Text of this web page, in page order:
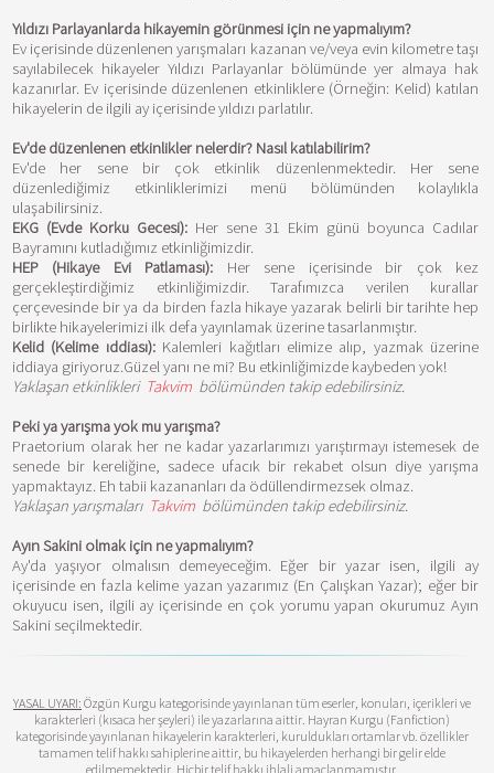
Yıldızı Parlayanlarda hikayemin görünmesi için ne yapmalıyım?
Ev içerisinde düzenlenen yarışmaları kazanan ve/veya evin kilometre taşı
sayılabilecek hikayeler Yıldızı Parlayanlar bölümünde yer almaya hak
kazanırlar. Ev içerisinde düzenlenen etkinliklere (Örneğin: Kelid) katılan
hikayelerin de ilgili ay içerisinde yıldızı parlatılır.
Ev'de düzenlenen etkinlikler nelerdir? Nasıl katılabilirim?
Ev'de her sene bir çok etkinlik düzenlenmektedir. Her sene
düzenlediğimiz etkinliklerimizi menü bölümünden kolaylıkla
ulaşabilirsiniz.
EKG (Evde Korku Gecesi): Her sene 31 Ekim günü boyunca Cadılar
Bayramını kutladığımız etkinliğimizdir.
HEP (Hikaye Evi Patlaması): Her sene içerisinde bir çok kez
gerçekleştirdiğimiz etkinliğimizdir. Tarafımızca verilen kurallar
çerçevesinde bir ya da birden fazla hikaye yazarak belirli bir tarihte hep
birlikte hikayelerimizi ilk defa yayınlamak üzerine tasarlanmıştır.
Kelid (Kelime ıddiası):Kalemleri kağıtları elimize alıp, yazmak üzerine
iddiaya giriyoruz.Güzel yanı ne mi? Bu etkinliğimizde kaybeden yok!
Yaklaşan etkinlikleri Takvim bölümünden takip edebilirsiniz.
Peki ya yarışma yok mu yarışma?
Praetorium olarak her ne kadar yazarlarımızı yarıştırmayı istemesek de
senede bir kereliğine, sadece ufacık bir rekabet olsun diye yarışma
yapmaktayız. Eh tabii kazananları da ödüllendirmezsek olmaz.
Yaklaşan yarışmaları Takvim bölümünden takip edebilirsiniz.
Ayın Sakini olmak için ne yapmalıyım?
Ay'da yaşıyor olmalısın demeyeceğim. Eğer bir yazar isen, ilgili ay
içerisinde en fazla kelime yazan yazarımız (En Çalışkan Yazar); eğer bir
okuyucu isen, ilgili ay içerisinde en çok yorumu yapan okurumuz Ayın
Sakini seçilmektedir.
YASAL UYARI: Özgün Kurgu kategorisinde yayınlanan tüm eserler, konuları, içerikleri ve
karakterleri (kısaca her şeyleri) ile yazarlarına aittir. Hayran Kurgu (Fanfiction)
kategorisinde yayınlanan hikayelerin karakterleri, kuruldukları ortamlar vb. özellikler
tamamen telif hakkı sahiplerine aittir, bu hikayelerden herhangi bir gelir elde
edilmemektedir. Hiçbir telif hakkı ihlali amaçlanmamıştır.